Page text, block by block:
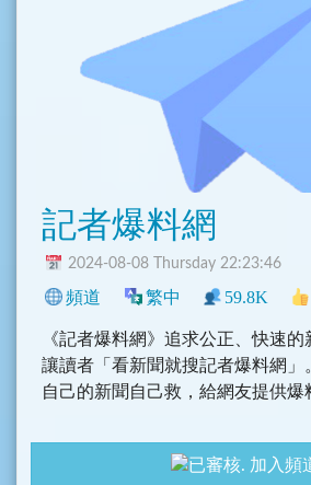
記者爆料網
2024-08-08 Thursday 22:23:46
頻道 繁中 59.8K
《記者爆料網》追求公正、快速的
讓讀者「看新聞就搜記者爆料網」
自己的新聞自己救，給網友提供爆
新聞網站：https://new-
Facebook：https://
加入頻